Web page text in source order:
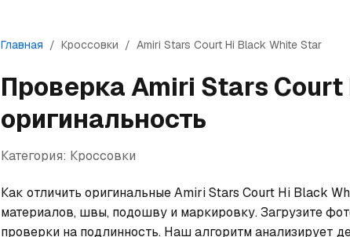
Главная / Кроссовки / Amiri Stars Court Hi Black White Star
ПроверкаAmiri Stars
оригинальность
Категория: Кроссовки
Как отличить оригинальные Amiri Stars Court Hi Black
материалов, швы, подошву и маркировку. Загрузите
проверки на подлинность. Наш алгоритм анализирует